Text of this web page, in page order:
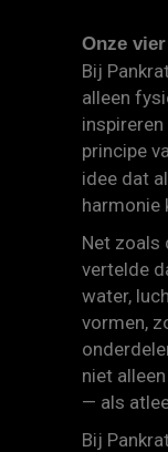
Onze
Bij
alleen
principe
idee dat
harmonie
Net zoals
vertelde
water,
vormen,
niet
— als
Bij